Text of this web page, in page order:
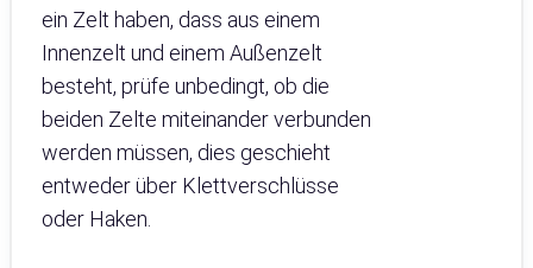
ein Zelt haben, dass aus einem
Innenzelt und einem Außenzelt
besteht, prüfe unbedingt, ob die
beiden Zelte miteinander verbunden
werden müssen, dies geschieht
entweder über Klettverschlüsse
oder Haken.